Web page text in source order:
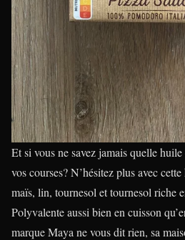
Et si vous ne savez jamais quelle
vos courses? N’hésitez plus avec
maïs, lin, tournesol et tournesol riche
Polyvalente aussi bien en cuisson
marque Maya ne vous dit rien, sa